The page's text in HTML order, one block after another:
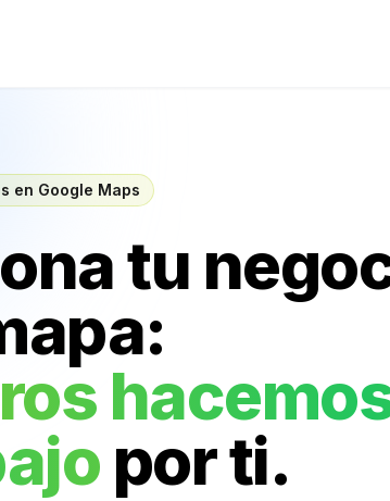
en Google Maps
tu
por ti.